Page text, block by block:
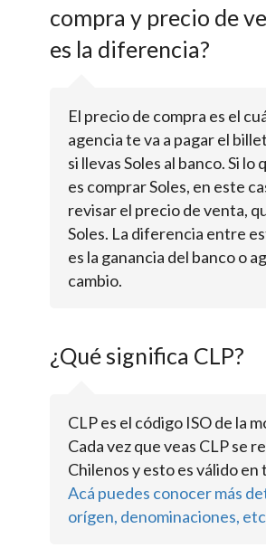
compra y precio de
es la diferencia?
El precio de compra es el
agencia te va a pagar el
si llevas Soles al banco. Si lo
es comprar Soles, en este
revisar el precio de venta,
Soles. La diferencia entre
es la ganancia del banco o
cambio.
¿Qué significa CLP?
CLP es el código ISO de la
Cada vez que veas CLP se
Chilenos y esto es válido en
Acá puedes conocer más
orígen, denominaciones, etc